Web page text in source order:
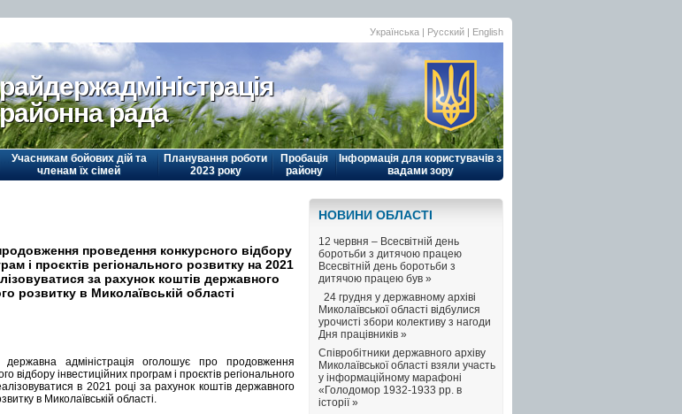
Українська | Русский | English
рада
Учасникам бойових дій та
членам їх сімей
Планування роботи
2023 року
Пробація
району
Інформація для користувачів з
вадами зору
проведення конкурсного відбору
і проєктів регіонального розвитку на 2021
за рахунок коштів державного
розвитку в Миколаївській області
державна адміністрація оголошує про продовження
відбору інвестиційних програм і проєктів регіонального
в 2021 році за рахунок коштів державного
в Миколаївській області.
НОВИНИ ОБЛАСТI
12 червня – Всесвітній день
боротьби з дитячою працею
Всесвітній день боротьби з
дитячою працею був »
24 грудня у державному архіві
Миколаївської області відбулися
урочисті збори колективу з нагоди
Дня працівників »
Співробітники державного архіву
Миколаївської області взяли участь
у інформаційному марафоні
«Голодомор 1932-1933 рр. в
історії »